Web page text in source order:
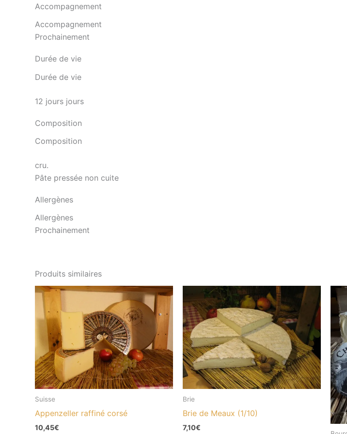
Accompagnement
Accompagnement
Prochainement
Durée de vie
Durée de vie
12 jours jours
Composition
Composition
cru.
Pâte pressée non cuite
Allergènes
Allergènes
Prochainement
Produits similaires
Suisse
Appenzeller raffiné corsé
10,45€
Brie
Brie de Meaux (1/10)
7,10€